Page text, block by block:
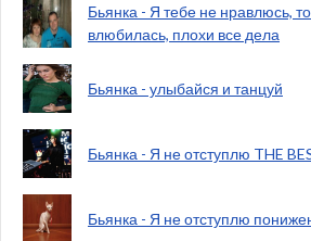
Бьянка - Я тебе не нравлюсь,
влюбилась, плохи все дела
Бьянка - улыбайся и танцуй
Бьянка - Я не отступлю THE
Бьянка - Я не отступлю